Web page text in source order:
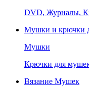
DVD, Журналы,
Мушки и крючки
Мушки
Крючки для
Вязание Мушек